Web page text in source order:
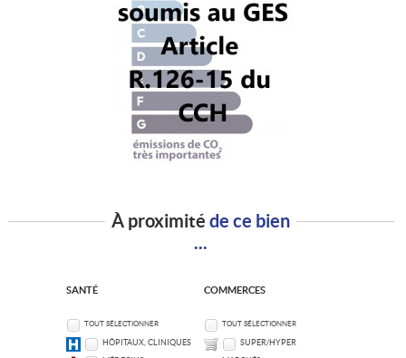
À proximitéde ce bien
...
SANTÉ
TOUT SÉLECTIONNER
HÔPITAUX, CLINIQUES
COMMERCES
TOUT SÉLECTIONNER
SUPER/HYPER